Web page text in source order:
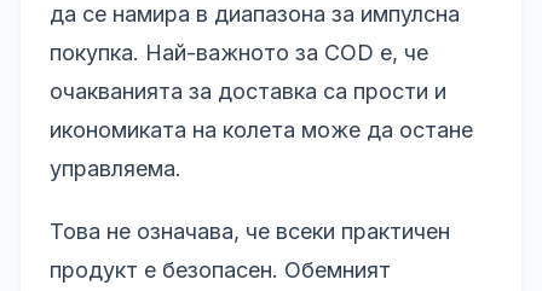
да се намира в диапазона за импулсна
покупка. Най-важното за COD е, че
очакванията за доставка са прости и
икономиката на колета може да остане
управляема.
Това не означава, че всеки практичен
продукт е безопасен. Обемният